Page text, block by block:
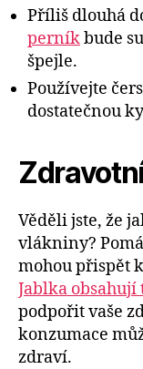
Příliš dlouhá
perníkbude
špejle.
Používejte
dostatečnou
Věděli jste, že
vlákniny?
mohou přispět
Jablka obsahují
podpořit vaše
konzumace
zdraví.